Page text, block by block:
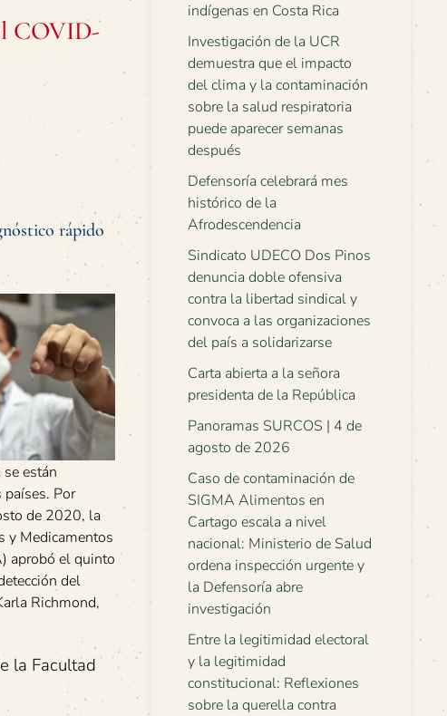
COVID-
rápido
están
países. Por
de 2020, la
y Medicamentos
aprobó el quinto
del
Richmond,
la Facultad
indígenas en Costa Rica
Investigación de la UCR
demuestra que el impacto
del clima y la contaminación
sobre la salud respiratoria
puede aparecer semanas
después
Defensoría celebrará mes
histórico de la
Afrodescendencia
Sindicato UDECO Dos Pinos
denuncia doble ofensiva
contra la libertad sindical y
convoca a las organizaciones
del país a solidarizarse
Carta abierta a la señora
presidenta de la República
Panoramas SURCOS | 4 de
agosto de 2026
Caso de contaminación de
SIGMA Alimentos en
Cartago escala a nivel
nacional: Ministerio de Salud
ordena inspección urgente y
la Defensoría abre
investigación
Entre la legitimidad electoral
y la legitimidad
constitucional: Reflexiones
sobre la querella contra